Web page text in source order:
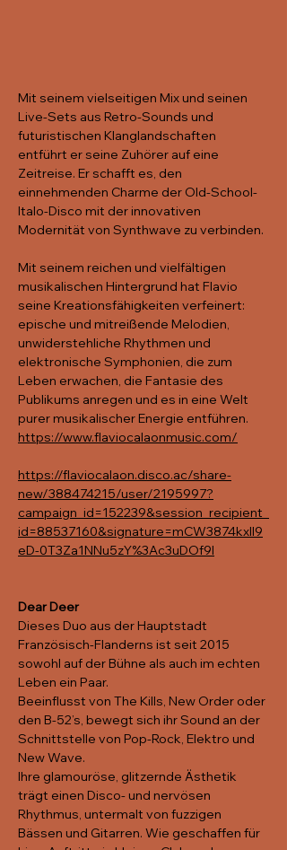
Mit seinem vielseitigen Mix und seinen
Live-Sets aus Retro-Sounds und
futuristischen Klanglandschaften
entführt er seine Zuhörer auf eine
Zeitreise. Er schafft es, den
einnehmenden Charme der Old-School-
Italo-Disco mit der innovativen
Modernität von Synthwave zu verbinden.
Mit seinem reichen und vielfältigen
musikalischen Hintergrund hat Flavio
seine Kreationsfähigkeiten verfeinert:
epische und mitreißende Melodien,
unwiderstehliche Rhythmen und
elektronische Symphonien, die zum
Leben erwachen, die Fantasie des
Publikums anregen und es in eine Welt
purer musikalischer Energie entführen.
https://www.flaviocalaonmusic.com/
https://flaviocalaon.disco.ac/share-
new/388474215/user/2195997?
campaign_id=152239&session_recipient_
id=88537160&signature=mCW3874kxll9
eD-0T3Za1NNu5zY%3Ac3uDOf9I
Dear Deer
Dieses Duo aus der Hauptstadt
Französisch-Flanderns ist seit 2015
sowohl auf der Bühne als auch im echten
Leben ein Paar.
Beeinflusst von The Kills, New Order oder
den B-52’s, bewegt sich ihr Sound an der
Schnittstelle von Pop-Rock, Elektro und
New Wave.
Ihre glamouröse, glitzernde Ästhetik
trägt einen Disco- und nervösen
Rhythmus, untermalt von fuzzigen
Bässen und Gitarren. Wie geschaffen für